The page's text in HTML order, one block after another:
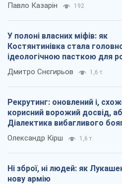
Павло Казарін 192
У полоні власних міфів: як
Костянтинівка стала
ідеологічною пасткою для
окупантів
Дмитро Снєгирьов 1,6 т.
Рекрутинг: оновлений і,
корисний ворожий досвід,
Діалектика вибагливого
Олександр Кірш 1,6 т.
Ні зброї, ні людей: як
нову армію